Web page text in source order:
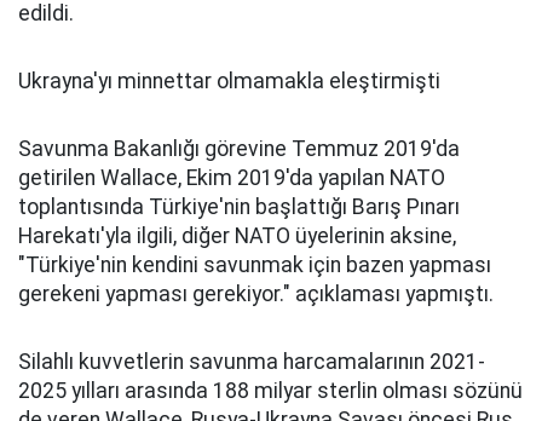
edildi.
Ukrayna'yı minnettar olmamakla eleştirmişti
Savunma Bakanlığı görevine Temmuz 2019'da
getirilen Wallace, Ekim 2019'da yapılan NATO
toplantısında Türkiye'nin başlattığı Barış Pınarı
Harekatı'yla ilgili, diğer NATO üyelerinin aksine,
"Türkiye'nin kendini savunmak için bazen yapması
gerekeni yapması gerekiyor." açıklaması yapmıştı.
Silahlı kuvvetlerin savunma harcamalarının 2021-
2025 yılları arasında 188 milyar sterlin olması sözünü